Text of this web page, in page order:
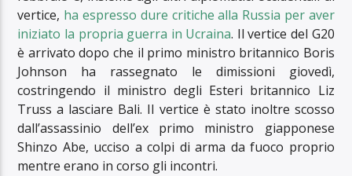
vertice, ha espresso dure critiche alla Russia per aver
iniziato la propria guerra in Ucraina. Il vertice del G20
è arrivato dopo che il primo ministro britannico Boris
Johnson ha rassegnato le dimissioni giovedì,
costringendo il ministro degli Esteri britannico Liz
Truss a lasciare Bali. Il vertice è stato inoltre scosso
dall’assassinio dell’ex primo ministro giapponese
Shinzo Abe, ucciso a colpi di arma da fuoco proprio
mentre erano in corso gli incontri.